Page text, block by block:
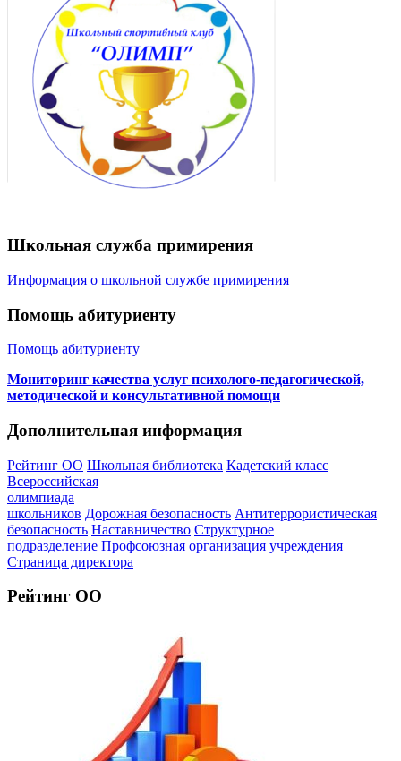
Школьная служба примирения
Информация о школьной службе примирения
Помощь абитуриенту
Помощь абитуриенту
Мониторинг качества услуг психолого-педагогической,
методической и консультативной помощи
Дополнительная информация
Рейтинг ОО Школьная библиотека Кадетский класс
Всероссийская
олимпиада
школьников Дорожная безопасность Антитеррористическая
безопасность Наставничество Структурное
подразделение Профсоюзная организация учреждения
Страница директора
Рейтинг ОО